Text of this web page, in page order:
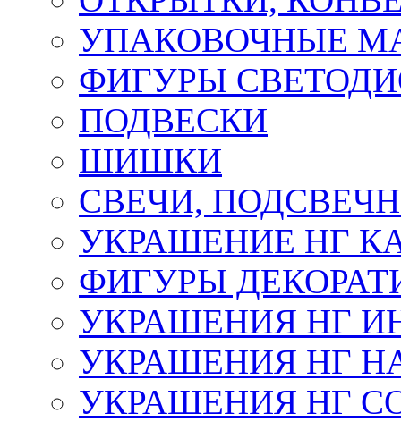
УПАКОВОЧНЫЕ
ФИГУРЫ
ПОДВЕСКИ
ШИШКИ
СВЕЧИ,
УКРАШЕНИЕ НГ
ФИГУРЫ
УКРАШЕНИЯ НГ
УКРАШЕНИЯ НГ
УКРАШЕНИЯ НГ